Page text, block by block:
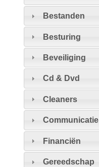
Bestanden
Besturing
Beveiliging
Cd & Dvd
Cleaners
Communicatie
Financiën
Gereedschap